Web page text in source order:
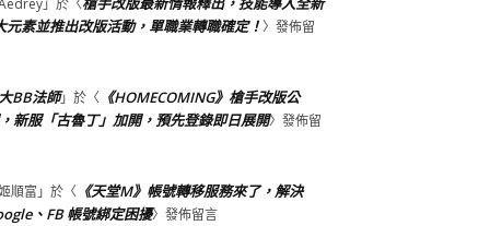
」於〈
元素並推出改版活動，單職業轉職確定！〉發佈留
BB法師」於〈 《HOMECOMING》槍手改版公
新服「古魯丁」加開，預先登錄即日展開〉發佈留
順富 」於〈 《天堂M》帳號轉移服務來了，解決
、FB 帳號綁定困擾〉發佈留言